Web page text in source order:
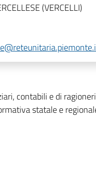
(VERCELLI)
contabili e di
statale e